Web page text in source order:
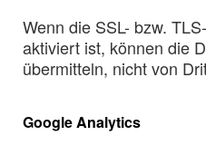
Wenn die SSL- bzw.
aktiviert ist, können die
übermitteln, nicht von
Google Analytics